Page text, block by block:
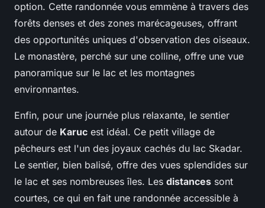
option. Cette randonnée vous emmène à travers des
forêts denses et des zones marécageuses, offrant
des opportunités uniques d'observation des oiseaux.
Le monastère, perché sur une colline, offre une vue
panoramique sur le lac et les montagnes
environnantes.
Enfin, pour une journée plus relaxante, le sentier
autour de Karuc est idéal. Ce petit village de
pêcheurs est l'un des joyaux cachés du lac Skadar.
Le sentier, bien balisé, offre des vues splendides sur
le lac et ses nombreuses îles. Les distances sont
courtes, ce qui en fait une randonnée accessible à